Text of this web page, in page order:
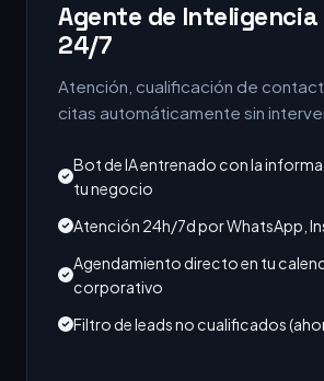
Agente de
24/7
Atención, cualificación de
citas automáticamente sin
Bot de IA entrenado con la
tu negocio
Atención 24h/7d por WhatsApp,
Agendamiento directo en tu
corporativo
Filtro de leads no cualificados